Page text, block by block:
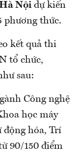
Nộidự kiến
phương thức.
kết quả thi
tổ chức,
sau:
Công nghệ
học máy
động hóa, Trí
90/150 điểm